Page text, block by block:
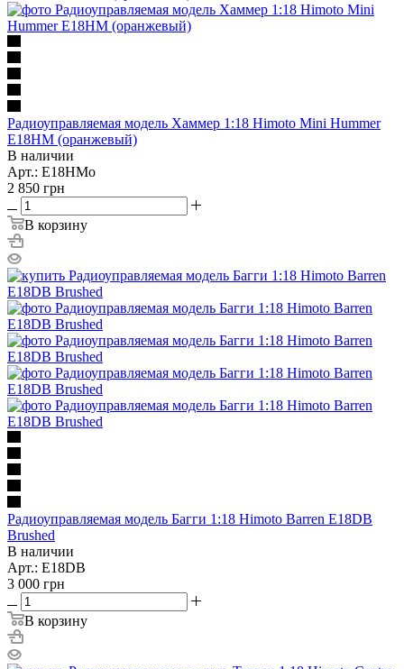
Радиоуправляемая модель Хаммер 1:18 Himoto Mini Hummer
E18HM (оранжевый)
В наличии
Арт.: E18HMo
2 850 грн
В корзину
Радиоуправляемая модель Багги 1:18 Himoto Barren E18DB
Brushed
В наличии
Арт.: E18DB
3 000 грн
В корзину